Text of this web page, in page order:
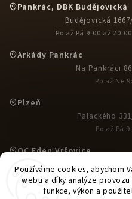
Používáme cookies, abychom
webu a díky analýze
funkce, výkon a
Pankrác, DBK Budějovická
Budějovická
Po až Pá 9:00 až
Arkády Pankrác
Na Pankráci
Po až Ne
Plzeň
Palackého
Po až Pá
OC Eden Vršovice
U Slavie 1527,
Po až Ne